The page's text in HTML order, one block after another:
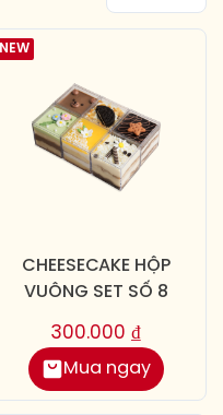
NEW
CHEESECAKE HỘP
VUÔNG SET SỐ 8
Mua ngay
300.000 ₫